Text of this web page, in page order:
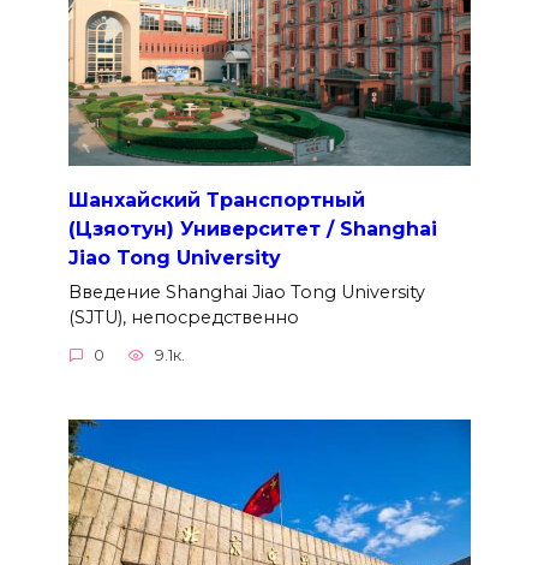
Шанхайский Транспортный
(Цзяотун) Университет / Shanghai
Jiao Tong University
Введение Shanghai Jiao Tong University
(SJTU), непосредственно
0 9.1к.